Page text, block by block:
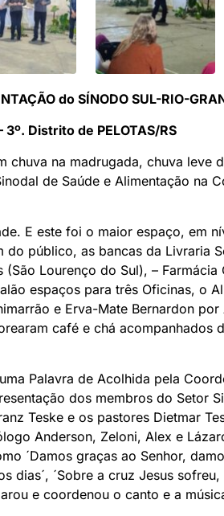
do SÍNODO SUL-RIO-
3º. Distrito de PELOTAS/RS
na madrugada, chuva leve
de Saúde e Alimentação na
E este foi o maior espaço, em
público, as bancas da Livraria
Lourenço do Sul), – Farmácia
espaços para três Oficinas, o
e Erva-Mate Bernardon por
café e chá acompanhados
Palavra de Acolhida pela
dos membros do Setor
Teske e os pastores Dietmar
Anderson, Zeloni, Alex e
´Damos graças ao Senhor,
dias´, ´Sobre a cruz Jesus
e coordenou o canto e a